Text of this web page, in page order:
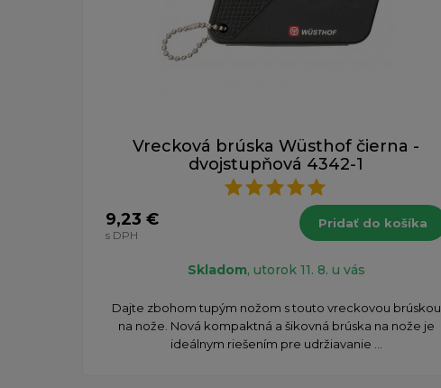
Vrecková brúska Wüsthof čierna -
dvojstupňová 4342-1
9,23 €
s DPH
Pridať do košíka
Skladom, utorok 11. 8. u vás
Dajte zbohom tupým nožom s touto vreckovou brúskou
na nože. Nová kompaktná a šikovná brúska na nože je
ideálnym riešením pre udržiavanie ...